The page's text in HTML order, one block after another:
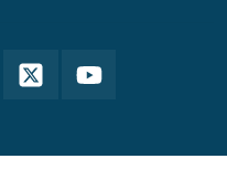
TwitterYoutube